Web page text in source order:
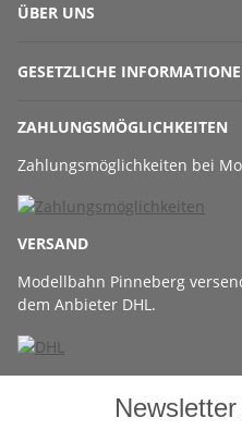
ÜBER UNS
GESETZLICHE
ZAHLUNGSMÖGLICHKEITEN
Zahlungsmöglichkeiten bei
VERSAND
Modellbahn Pinneberg
dem Anbieter DHL.